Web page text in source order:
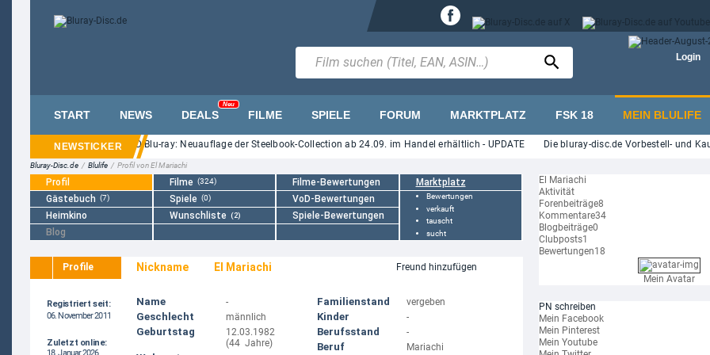
Login
START NEWS DEALS
Neu
FILME SPIELE FORUM MARKTPLATZ FSK 18 MEIN BLULIFE
on Elm Street" auf UHD Blu-ray: Neuauflage der Steelbook-Collection ab 24.09. im Handel erhältlich - UPDATE Die bluray-disc.de Vorbestell- und
Bluray-Disc.de / Blulife / Profil von El Mariachi
Profil
Gästebuch (7)
Heimkino
Blog
Filme (324)
Spiele (0)
Wunschliste (2)
Filme-Bewertungen
VoD-Bewertungen
Spiele-Bewertungen
Marktplatz
Bewertungen
verkauft
tauscht
sucht
Profile
Registriert seit:
06. November 2011
Zuletzt online:
Nickname El Mariachi Freund hinzufügen
Name -
Geschlecht männlich
Geburtstag
12.03.1982
(44 Jahre)
Familienstand vergeben
Kinder -
Berufsstand -
Beruf Mariachi
El Mariachi
Aktivität
Forenbeiträge8
Kommentare34
Blogbeiträge0
Clubposts1
Bewertungen18
Mein Avatar
PN schreiben
Mein Facebook
Mein Pinterest
Mein Youtube